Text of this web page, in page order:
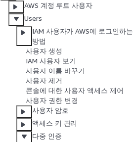
AWS 계정 루트 사용자
Users
IAM 사용자가 AWS에 로그인하는
방법
사용자 생성
IAM 사용자 보기
사용자 이름 바꾸기
사용자 제거
콘솔에 대한 사용자 액세스 제어
사용자 권한 변경
사용자 암호
액세스 키 관리
다중 인증